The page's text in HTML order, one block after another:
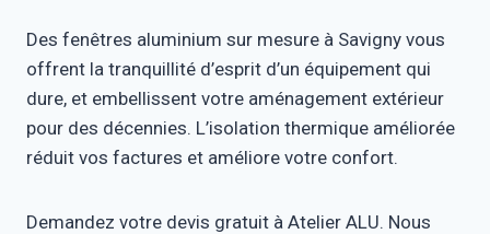
Des fenêtres aluminium sur mesure à Savigny vous
offrent la tranquillité d’esprit d’un équipement qui
dure, et embellissent votre aménagement extérieur
pour des décennies. L’isolation thermique améliorée
réduit vos factures et améliore votre confort.
Demandez votre devis gratuit à Atelier ALU. Nous